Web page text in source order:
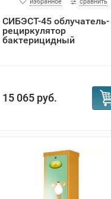
СИБЭСТ-45 облучатель-
рециркулятор
бактерицидный
15 065 руб.